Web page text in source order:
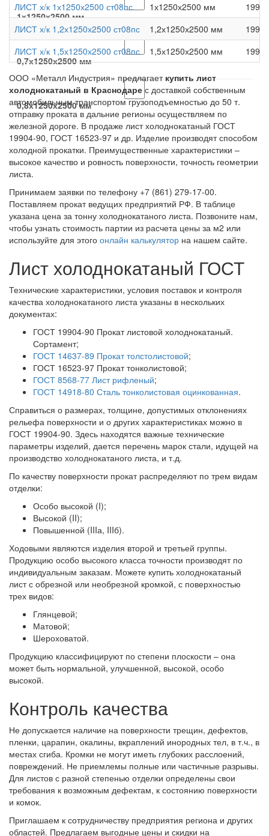
1х1250х2500 мм
0,7х1250х2500 мм
0,8х1250х2500 мм
ЛИСТ х/к 1х1250х2500 ст08пс
1х1250х2500 мм
ЛИСТ х/к 1,2х1250х2500 ст08пс
1,2х1250х2500 мм
ЛИСТ х/к 1,5х1250х2500 ст08пс
1,5х1250х2500 мм
ООО «Металл Индустрия» предлагаеткупить лист
холоднокатаный в Краснодаре с доставкой собственным
автомобильным транспортом грузоподъемностью до 50 т.
отправку проката в дальние регионы осуществляем по
железной дороге. В продаже лист холоднокатаный ГОСТ
19904-90, ГОСТ 16523-97 и др. Изделие производят способом
холодной прокатки. Преимущественные характеристики –
высокое качество и ровность поверхности, точность геометрии
листа.
Принимаем заявки по телефону +7 (861) 279-17-00.
Поставляем прокат ведущих предприятий РФ. В таблице
указана цена за тонну холоднокатаного листа. Позвоните нам,
чтобы узнать стоимость партии из расчета цены за м2 или
используйте для этого онлайн калькулятор на нашем сайте.
Лист холоднокатаный ГОСТ
Технические характеристики, условия поставок и контроля
качества холоднокатаного листа указаны в нескольких
документах:
ГОСТ 19904-90 Прокат листовой холоднокатаный.
Сортамент;
ГОСТ 14637-89 Прокат толстолистовой;
ГОСТ 16523-97 Прокат тонколистовой;
ГОСТ 8568-77 Лист рифленый;
ГОСТ 14918-80 Сталь тонколистовая оцинкованная.
Справиться о размерах, толщине, допустимых отклонениях
рельефа поверхности и о других характеристиках можно в
ГОСТ 19904-90. Здесь находятся важные технические
параметры изделий, дается перечень марок стали, идущей на
производство холоднокатаного листа, и т.д.
По качеству поверхности прокат распределяют по трем видам
отделки:
Особо высокой (I);
Высокой (II);
Повышенной (IIIа, IIIб).
Ходовыми являются изделия второй и третьей группы.
Продукцию особо высокого класса точности производят по
индивидуальным заказам. Можете купить холоднокатаный
лист с обрезной или необрезной кромкой, с поверхностью
трех видов:
Глянцевой;
Матовой;
Шероховатой.
Продукцию классифицируют по степени плоскости – она
может быть нормальной, улучшенной, высокой, особо
высокой.
Контроль качества
Не допускается наличие на поверхности трещин, дефектов,
пленки, царапин, окалины, вкраплений инородных тел, в т.ч., в
местах сгиба. Кромки не могут иметь глубоких расслоений,
повреждений. Не приемлемы полные или частичные разрывы.
Для листов с разной степенью отделки определены свои
требования к возможным дефектам, к состоянию поверхности
и комок.
Приглашаем к сотрудничеству предприятия региона и других
областей. Предлагаем выгодные цены и скидки на